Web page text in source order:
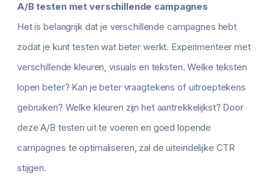
A/B testen met verschillende campagnes
Het is belangrijk dat je verschillende campagnes hebt
zodat je kunt testen wat beter werkt. Experimenteer met
verschillende kleuren, visuals en teksten. Welke teksten
lopen beter? Kan je beter vraagtekens of uitroeptekens
gebruiken? Welke kleuren zijn het aantrekkelijkst? Door
deze A/B testen uit te voeren en goed lopende
campagnes te optimaliseren, zal de uiteindelijke CTR
stijgen.